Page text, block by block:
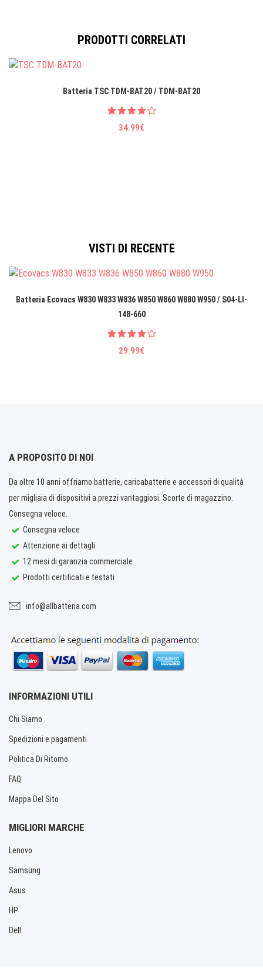
PRODOTTI CORRELATI
Batteria TSC TDM-BAT20 / TDM-BAT20
34.99€
VISTI DI RECENTE
Batteria Ecovacs W830 W833 W836 W850 W860 W880 W950 / S04-LI-
148-660
29.99€
A PROPOSITO DI NOI
Da oltre 10 anni offriamo batterie, caricabatterie e accessori di qualità
per migliaia di dispositivi a prezzi vantaggiosi. Scorte di magazzino.
Consegna veloce.
Consegna veloce
Attenzione ai dettagli
12 mesi di garanzia commerciale
Prodotti certificati e testati
info@allbatteria.com
INFORMAZIONI UTILI
Chi Siamo
Spedizioni e pagamenti
Politica Di Ritorno
FAQ
Mappa Del Sito
MIGLIORI MARCHE
Lenovo
Samsung
Asus
HP
Dell